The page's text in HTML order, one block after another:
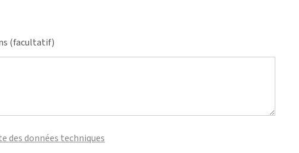
(facultatif)
des données techniques